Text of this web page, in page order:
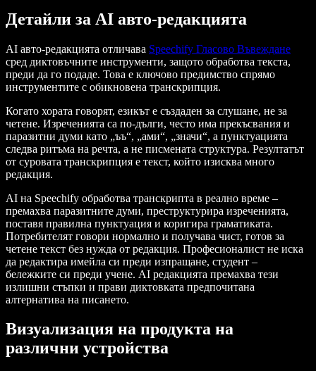
Детайли за AI авто-редакцията
AI авто-редакцията отличава Speechify Гласово Въвеждане
сред диктовъчните инструменти, защото обработва текста,
преди да го подаде. Това е ключово предимство спрямо
инструментите с обикновена транскрипция.
Когато хората говорят, езикът е създаден за слушане, не за
четене. Изреченията са по-дълги, често има прекъсвания и
паразитни думи като „ъъ“, „ами“, „значи“, а пунктуацията
следва ритъма на речта, а не писмената структура. Резултатът
от суровата транскрипция е текст, който изисква много
редакция.
AI на Speechify обработва транскрипта в реално време –
премахва паразитните думи, преструктурира изреченията,
поставя правилна пунктуация и коригира граматиката.
Потребителят говори нормално и получава чист, готов за
четене текст без нужда от редакция. Професионалист не иска
да редактира имейла си преди изпращане, студент –
бележките си преди учене. AI редакцията премахва тези
излишни стъпки и прави диктовката предпочитана
алтернатива на писането.
Визуализация на продукта на
различни устройства